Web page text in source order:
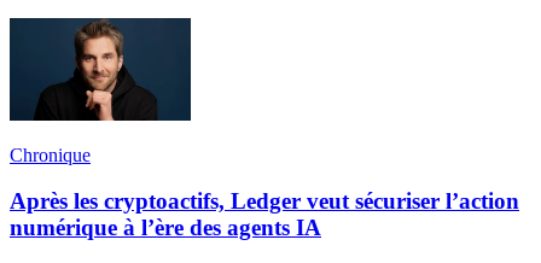
Chronique
Après les cryptoactifs, Ledger veut sécuriser l’action
numérique à l’ère des agents IA